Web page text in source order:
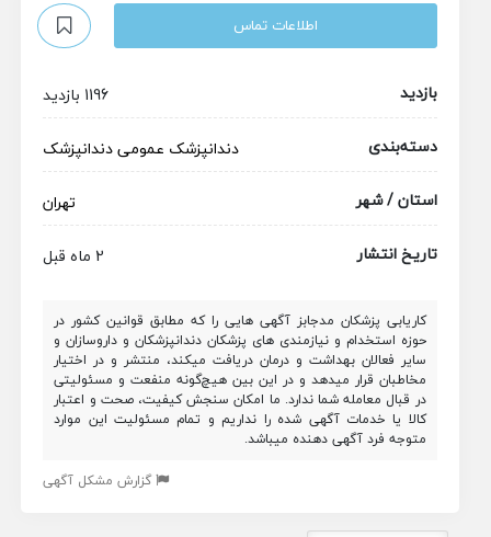
اطلاعات تماس
بازدید
1196 بازدید
دسته‌بندی
دندانپزشک عمومیدندانپزشک
استان / شهر
تهران
تاریخ انتشار
2 ماه قبل
کاریابی پزشکان مدجابز آگهی هایی را که مطابق قوانین کشور در
حوزه استخدام و نیازمندی های پزشکان دندانپزشکان و داروسازان و
سایر فعالان بهداشت و درمان دریافت میکند، منتشر و در اختیار
مخاطبان قرار میدهد و در این بین هیچ‌گونه منفعت و مسئولیتی
در قبال معامله شما ندارد. ما امکان سنجش کیفیت، صحت و اعتبار
کالا یا خدمات آگهی شده را نداریم و تمام مسئولیت این موارد
متوجه فرد آگهی دهنده میباشد.
گزارش مشکل آگهی